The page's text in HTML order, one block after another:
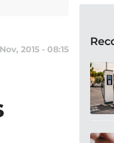
2015 - 08:15